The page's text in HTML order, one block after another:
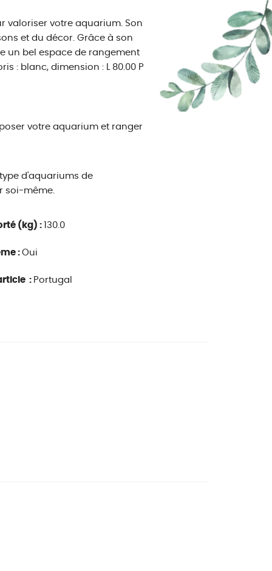
valoriser votre aquarium. Son
et du décor. Grâce à son
un bel espace de rangement
: blanc, dimension : L 80.00 P
votre aquarium et ranger
d'aquariums de
soi-même.
(kg) : 130.0
: Oui
: Portugal